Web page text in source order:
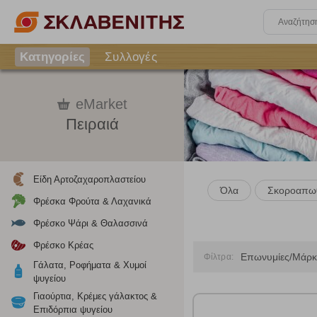
Κατηγορίες
Συλλογές
eMarket
Πειραιά
Είδη Αρτοζαχαροπλαστείου
Φρέσκα Φρούτα & Λαχανικά
Φρέσκο Ψάρι & Θαλασσινά
Φρέσκο Κρέας
Γάλατα, Ροφήματα & Χυμοί
ψυγείου
Γιαούρτια, Κρέμες γάλακτος &
Επιδόρπια ψυγείου
Όλα
Φίλτρα: Επωνυμίες/